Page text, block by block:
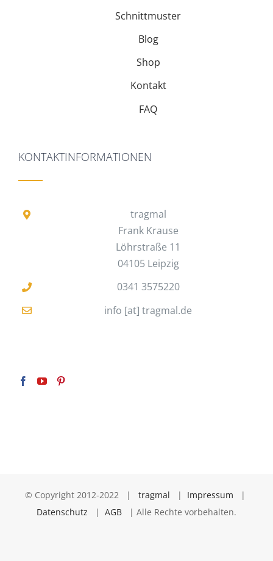
Schnittmuster
Blog
Shop
Kontakt
FAQ
KONTAKTINFORMATIONEN
tragmal
Frank Krause
Löhrstraße 11
04105 Leipzig
0341 3575220
info [at] tragmal.de
© Copyright 2012-2022 | tragmal | Impressum |
Datenschutz | AGB | Alle Rechte vorbehalten.